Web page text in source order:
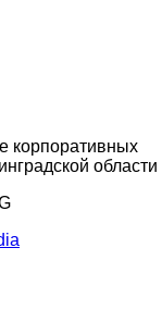
корпоративных
области